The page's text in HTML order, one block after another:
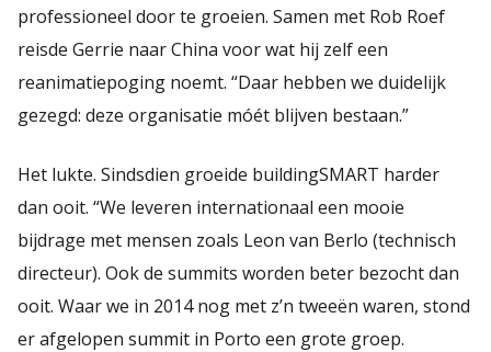
professioneel door te groeien. Samen met Rob Roef
reisde Gerrie naar China voor wat hij zelf een
reanimatiepoging noemt. “Daar hebben we duidelijk
gezegd: deze organisatie móét blijven bestaan.”
Het lukte. Sindsdien groeide buildingSMART harder
dan ooit. “We leveren internationaal een mooie
bijdrage met mensen zoals Leon van Berlo (technisch
directeur). Ook de summits worden beter bezocht dan
ooit. Waar we in 2014 nog met z’n tweeën waren, stond
er afgelopen summit in Porto een grote groep.